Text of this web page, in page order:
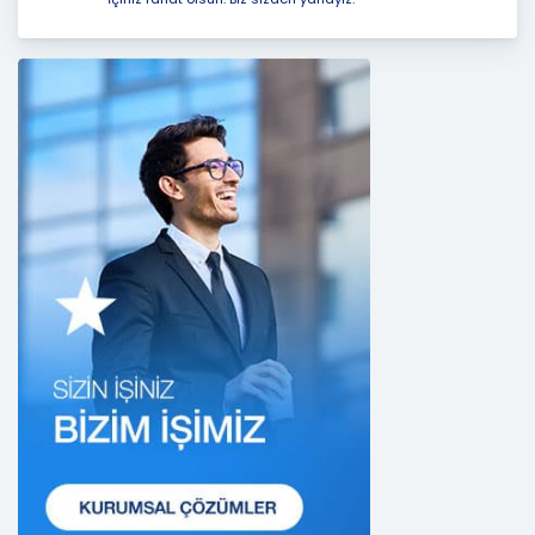
dürüstlük kurallarına uygun hareket etmekle
yükümlüdür. Bu kapsamda, orantılılık gereklilikleri
dikkate alınacakve kişisel verileri işleme amacı
dışında kullanmayacaktır.
2. Kişisel Verilerin Doğru ve Gerektiğinde
Güncel Olmasını Sağlama
CB Gayrimenkul Franchising Pazarlama ve
Danışmanlık Hizmetleri A.Ş.; kişisel veri sahiplerinin
temel haklarını ve kendi meşru menfaatlerini
dikkate alarak işlediği kişisel verilerin doğru ve
güncel olmasını sağlamakla ve bu doğrultuda
gerekli tedbirleri almak için gerekli sistemleri
kurmakla yükümlüdür.
3. Belirli, Açık ve Meşru Amaçlarla İşleme
Danışmanlık Hizmetleri A.Ş.; kişisel verilerin hangi
amaçla işleneceğini belirlemekle ve bu amaçları